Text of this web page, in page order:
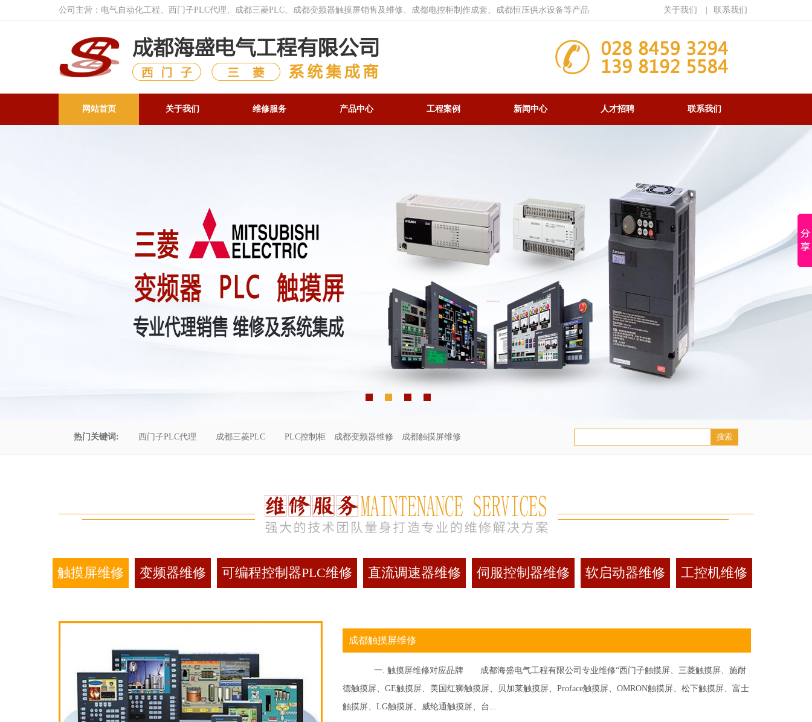
公司主营：电气自动化工程、西门子PLC代理、成都三菱PLC、成都变频器触摸屏销售及维修、成都电控柜制作成套、成都恒压供水设备等产品 关于我们 联系我们
网站首页 关于我们 维修服务 产品中心 工程案例 新闻中心 人才招聘 联系我们
热门关键词: 西门子PLC代理 成都三菱PLC PLC控制柜 成都变频器维修 成都触摸屏维修
触摸屏维修 变频器维修 可编程控制器PLC维修 直流调速器维修 伺服控制器维修 软启动器维修 工控机维修
成都触摸屏维修
一. 触摸屏维修对应品牌 成都海盛电气工程有限公司专业维修“西门子触摸屏、三菱触摸屏、施耐
德触摸屏、GE触摸屏、美国红狮触摸屏、贝加莱触摸屏、Proface触摸屏、OMRON触摸屏、松下触摸屏、富士
触摸屏、LG触摸屏、威纶通触摸屏、台...